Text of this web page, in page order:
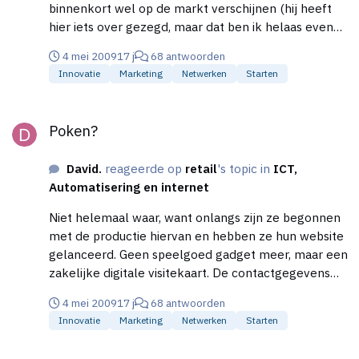
meegroeien. BPC gaat voor kwaliteit en dat
waardeer ik. Hoe denk jij hierover?
binnenkort wel op de markt verschijnen (hij heeft
hier iets over gezegd, maar dat ben ik helaas even
aan dat deze wel via hun eigen website tegen die tijd
te bestellen zal zijn.
4 mei 200917 j 68 antwoorden
Innovatie Marketing Netwerken Starten
Poken?
David. reageerde op retail's topic in ICT,
Automatisering en internet
Niet helemaal waar, want onlangs zijn ze begonnen
met de productie hiervan en hebben ze hun website
gelanceerd. Geen speelgoed gadget meer, maar een
zakelijke digitale visitekaart. De contactgegevens
Toevallig had ik op The Next Web '09 een interview
met hun afgenomen (althans, ik was de
4 mei 200917 j 68 antwoorden
Innovatie Marketing Netwerken Starten